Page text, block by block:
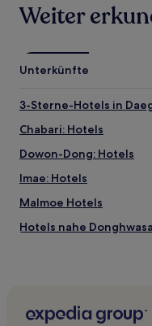
Weiter
Unterkünfte
3-Sterne-Hotels in
Chabari: Hotels
Dowon-Dong: Hotels
Imae: Hotels
Malmoe Hotels
Hotels nahe Donghwasa